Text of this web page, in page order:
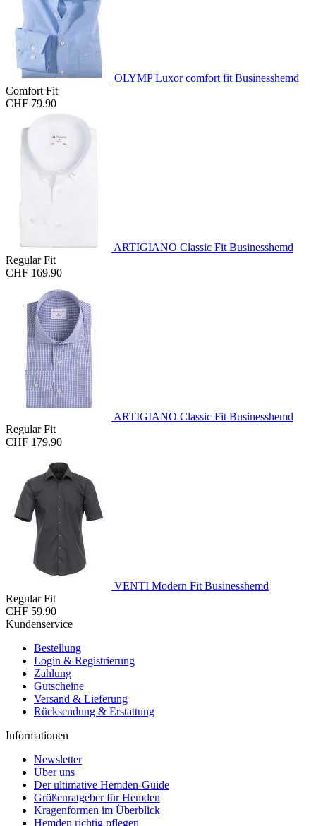
OLYMP Luxor comfort fit Businesshemd
Comfort Fit
CHF 79.90
ARTIGIANO Classic Fit Businesshemd
Regular Fit
CHF 169.90
ARTIGIANO Classic Fit Businesshemd
Regular Fit
CHF 179.90
VENTI Modern Fit Businesshemd
Regular Fit
CHF 59.90
Kundenservice
Bestellung
Login & Registrierung
Zahlung
Gutscheine
Versand & Lieferung
Rücksendung & Erstattung
Informationen
Newsletter
Über uns
Der ultimative Hemden-Guide
Größenratgeber für Hemden
Kragenformen im Überblick
Hemden richtig pflegen